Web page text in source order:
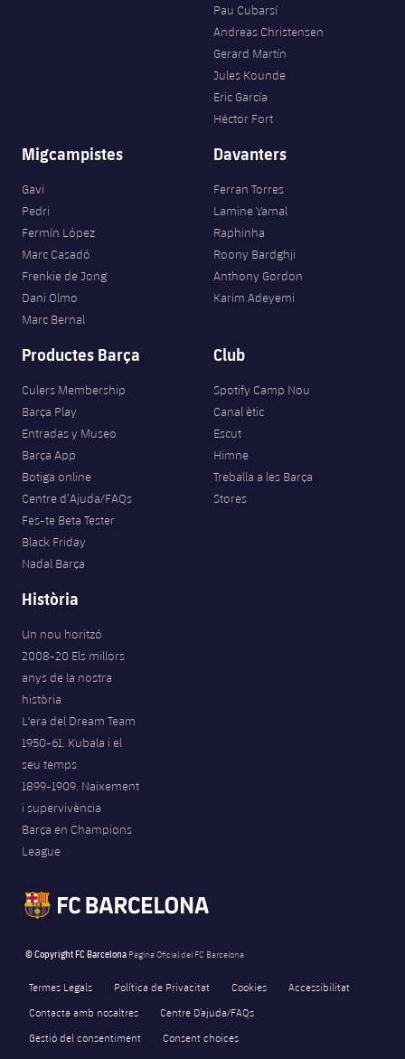
Pau Cubarsí
Andreas Christensen
Gerard Martín
Jules Kounde
Eric García
Héctor Fort
Migcampistes
Gavi
Pedri
Fermín López
Marc Casadó
Frenkie de Jong
Dani Olmo
Marc Bernal
Davanters
Ferran Torres
Lamine Yamal
Raphinha
Roony Bardghji
Anthony Gordon
Karim Adeyemi
Productes Barça
Culers Membership
Barça Play
Entradas y Museo
Barça App
Botiga online
Centre d’Ajuda/FAQs
Fes-te Beta Tester
Black Friday
Nadal Barça
Club
Spotify Camp Nou
Canal ètic
Escut
Himne
Treballa a les Barça
Stores
Història
Un nou horitzó
2008-20 Els millors
anys de la nostra
història
L'era del Dream Team
1950-61. Kubala i el
seu temps
1899-1909. Naixement
i supervivència
Barça en Champions
League
© Copyright FC Barcelona Pàgina Oficial del FC Barcelona
Termes Legals Política de Privacitat Cookies
Accessibilitat
Contacta amb nosaltres
Centre D’ajuda/FAQs
Gestió del consentiment
Consent choices